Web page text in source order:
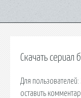
Скачать сериал
Для
оставить